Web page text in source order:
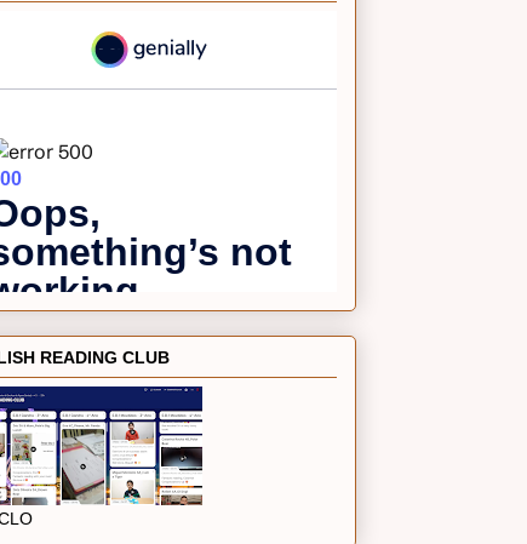
READING CLUB